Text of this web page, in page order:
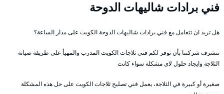
فني برادات شاليهات الدوحة
هل تريد ان تتعامل مع فني برادات شاليهات الدوحة الكويت على مدار الساعة؟
تتشرف شركتنا بأن توفر لكم فني ثلاجات الكويت المدرب والمهيأ على طريقة صيانة
الثلاجة وايجاد حلول لاي مشكلة سواء كانت
صغيرة أو كبيرة في الثلاجة، يعمل فني تصليح ثلاجات الكويت على حل هذه المشكلة